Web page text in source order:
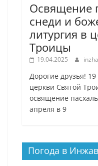
Освящение
снеди и
литургия в
Троицы
19.04.2025
Дорогие друзья!
церкви Святой
освящение
апреля в 9
Погода в